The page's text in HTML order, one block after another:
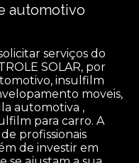
automotivo
serviços do
SOLAR, por
insulfilm
moveis,
automotiva ,
para carro. A
profissionais
de investir em